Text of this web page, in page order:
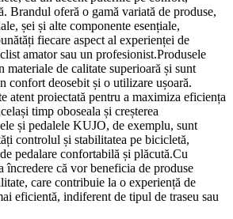
Brandul oferă o gamă variată de produse,
șei și alte componente esențiale,
fiecare aspect al experienței de
amator sau un profesionist.Produsele
de calitate superioară și sunt
confort deosebit și o utilizare ușoară.
atent proiectată pentru a maximiza eficiența
timp oboseala și creșterea
și pedalele KUJO, de exemplu, sunt
controlul și stabilitatea pe bicicletă,
pedalare confortabilă și plăcută.Cu
că vor beneficia de produse
care contribuie la o experiență de
eficientă, indiferent de tipul de traseu sau